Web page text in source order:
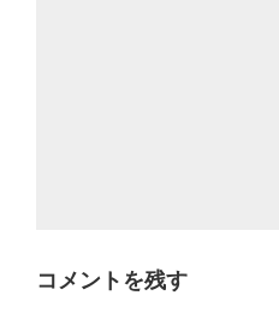
コメントを残す